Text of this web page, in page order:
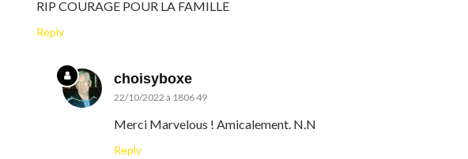
RIP COURAGE POUR LA FAMILLE
Reply
choisyboxe
22/10/2022 à 1806 49
Merci Marvelous ! Amicalement. N.N
Reply